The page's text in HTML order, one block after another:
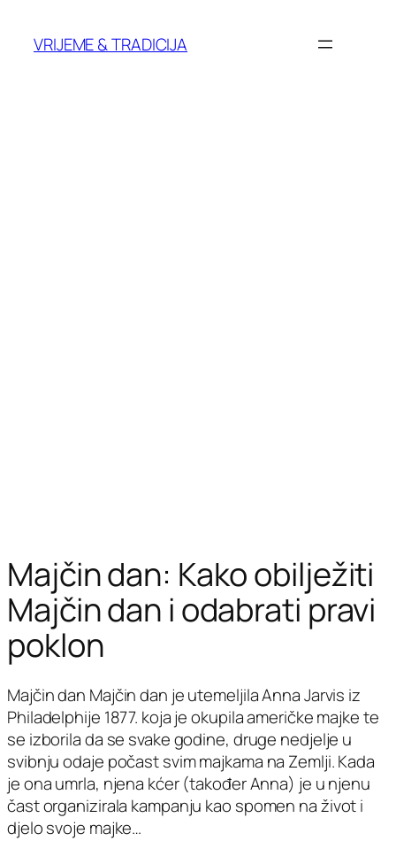
VRIJEME & TRADICIJA
Majčin dan: Kako obilježiti
Majčin dan i odabrati pravi
poklon
Majčin dan Majčin dan je utemeljila Anna Jarvis iz
Philadelphije 1877. koja je okupila američke majke te
se izborila da se svake godine, druge nedjelje u
svibnju odaje počast svim majkama na Zemlji. Kada
je ona umrla, njena kćer (također Anna) je u njenu
čast organizirala kampanju kao spomen na život i
djelo svoje majke…